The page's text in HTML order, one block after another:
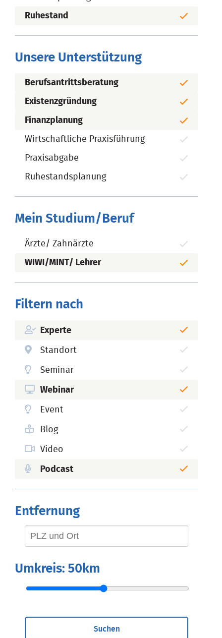
Ruhestand
Unsere Unterstützung
Berufsantrittsberatung
Existenzgründung
Finanzplanung
Wirtschaftliche Praxisführung
Praxisabgabe
Ruhestandsplanung
Mein Studium/Beruf
Ärzte/ Zahnärzte
WIWI/MINT/ Lehrer
Filtern nach
Experte
Standort
Seminar
Webinar
Event
Blog
Video
Podcast
Entfernung
Umkreis: 50km
Suchen